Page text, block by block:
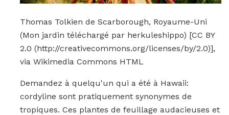
Thomas Tolkien de Scarborough, Royaume-Uni
(Mon jardin téléchargé par herkuleshippo) [CC BY
2.0 (http://creativecommons.org/licenses/by/2.0)],
via Wikimedia Commons HTML
Demandez à quelqu'un qui a été à Hawaii:
cordyline sont pratiquement synonymes de
tropiques. Ces plantes de feuillage audacieuses et